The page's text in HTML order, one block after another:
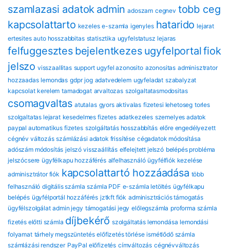
szamlazasi adatok admin adoszam cegnev tobb ceg
kapcsolattarto kezeles e-szamla igenyles hatarido lejarat
ertesites auto hosszabbitas statisztika ugyfelstatusz lejaras
felfuggesztes bejelentkezes ugyfelportalfiok
jelszo visszaallitas support ugyfel azonosito azonositas adminisztrator
hozzaadas lemondas gdpr jog adatvedelem ugyfeladat szabalyzat
kapcsolat kerelem tamadogat arvaltozas szolgaltatasmodositas
csomagvaltas atutalas gyors aktivalas fizetesi lehetoseg torles
szolgaltatas lejarat kesedelmes fizetes adatkezeles szemelyes adatok
paypal automatikus fizetes szolgáltatás hosszabbítás előre engedélyezett
cégnév változás számlázási adatok frissítése cégadatok módosítása
adószám módosítás jelszó visszaállítás elfelejtett jelszó belépés probléma
jelszócsere ügyfélkapu hozzáférés alfelhasználó ügyfélfiók kezelése
adminisztrátor fiók kapcsolattartó hozzáadása több
felhasználó digitális számla számla PDF e-számla letöltés ügyfélkapu
belépés ügyfélportál hozzáférés jztkft fiók adminisztrációs támogatás
ügyfélszolgálat admin jegy támogatási jegy előlegszámla proforma számla
fizetés előtti számla díjbekérő szolgáltatás lemondása lemondási
folyamat tárhely megszüntetés előfizetés törlése ismétlődő számla
számlázási rendszer PayPal előfizetés címváltozás cégnévváltozás